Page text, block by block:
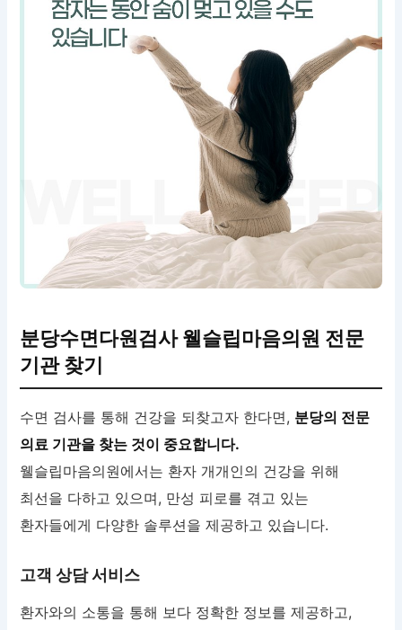
분당수면다원검사 웰슬립마음의원 전문
기관 찾기
수면 검사를 통해 건강을 되찾고자 한다면, 분당의 전문
의료 기관을 찾는 것이 중요합니다.
웰슬립마음의원에서는 환자 개개인의 건강을 위해
최선을 다하고 있으며, 만성 피로를 겪고 있는
환자들에게 다양한 솔루션을 제공하고 있습니다.
고객 상담 서비스
환자와의 소통을 통해 보다 정확한 정보를 제공하고,